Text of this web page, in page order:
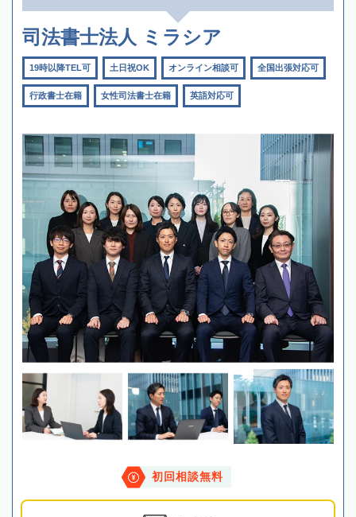
司法書士法人 ミラシア
19時以降TEL可 土日祝OK オンライン相談可 全国出張対応可
行政書士在籍 女性司法書士在籍 英語対応可
初回相談無料